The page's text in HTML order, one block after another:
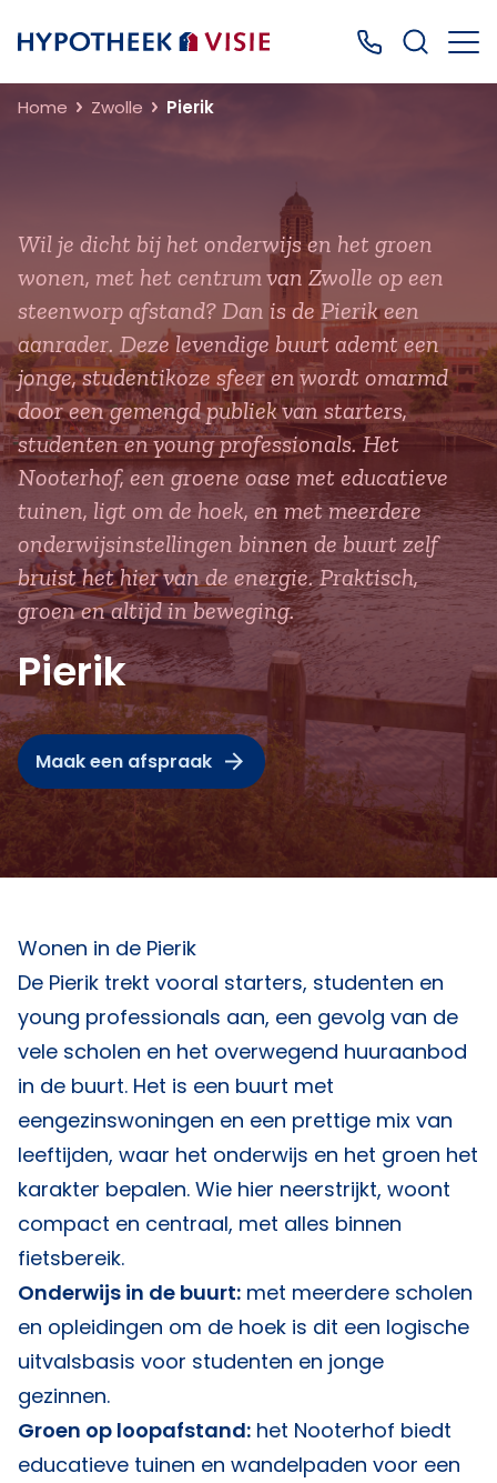
Terug naar home Bel ons: 0499
Home Zwolle Pierik
Wil je dicht bij het onderwijs en het groen
wonen, met het centrum van Zwolle op een
steenworp afstand? Dan is de Pierik een
aanrader. Deze levendige buurt ademt een
jonge, studentikoze sfeer en wordt omarmd
door een gemengd publiek van starters,
studenten en young professionals. Het
Nooterhof, een groene oase met educatieve
tuinen, ligt om de hoek, en met meerdere
onderwijsinstellingen binnen de buurt zelf
bruist het hier van de energie. Praktisch,
groen en altijd in beweging.
Pierik
Maak een afspraak
Wonen in de Pierik
De Pierik trekt vooral starters, studenten en
young professionals aan, een gevolg van de
vele scholen en het overwegend huuraanbod
in de buurt. Het is een buurt met
eengezinswoningen en een prettige mix van
leeftijden, waar het onderwijs en het groen het
karakter bepalen. Wie hier neerstrijkt, woont
compact en centraal, met alles binnen
fietsbereik.
Onderwijs in de buurt: met meerdere scholen
en opleidingen om de hoek is dit een logische
uitvalsbasis voor studenten en jonge
gezinnen.
Groen op loopafstand: het Nooterhof biedt
educatieve tuinen en wandelpaden voor een